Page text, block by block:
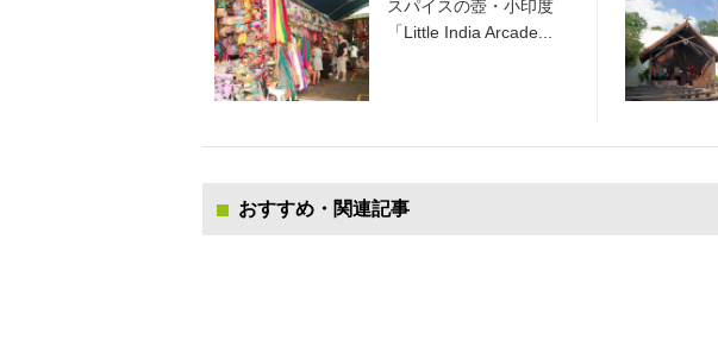
スパイスの壺・小印度
「Little India Arcade...
おすすめ・関連記事